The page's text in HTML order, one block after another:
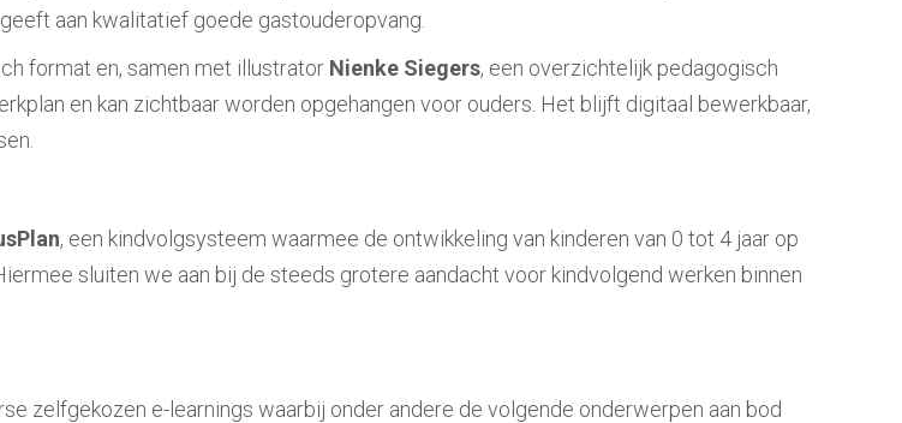
aan kwalitatief goede gastouderopvang.
format en, samen met illustrator Nienke Siegers, een overzichtelijk pedagogisch
en kan zichtbaar worden opgehangen voor ouders. Het blijft digitaal bewerkbaar,
, een kindvolgsysteem waarmee de ontwikkeling van kinderen van 0 tot 4 jaar op
sluiten we aan bij de steeds grotere aandacht voor kindvolgend werken binnen
zelfgekozen e-learnings waarbij onder andere de volgende onderwerpen aan bod